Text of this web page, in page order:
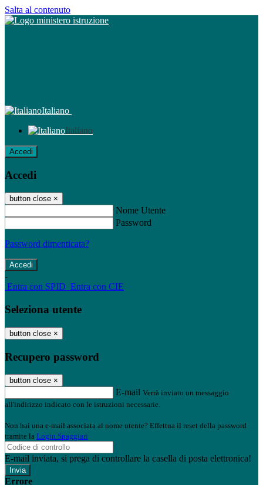
Salta al contenuto
Italiano
Italiano
Accedi
Accedi
button close ×
Nome Utente
Password
Password dimenticata?
-
Entra con SPID Entra con CIE
Seleziona utente
button close ×
Recupero password
button close ×
E-mail Verrà inviato un messaggio
all'indirizzo indicato con le istruzioni necessarie.
Non hai una e-mail associata al nome utente? Effettua il reset della password
tramite la Login Spaggiari
E-mail inviata, si prega di controllare la casella di posta elettronica!
Errore